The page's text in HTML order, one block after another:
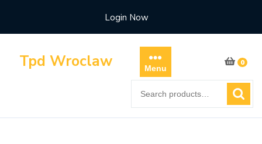
content
Login Now
Tpd Wroclaw Menu
0
for: